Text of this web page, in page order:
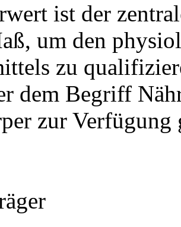
ist der
um den
zu
dem Begriff
zur Verfügung